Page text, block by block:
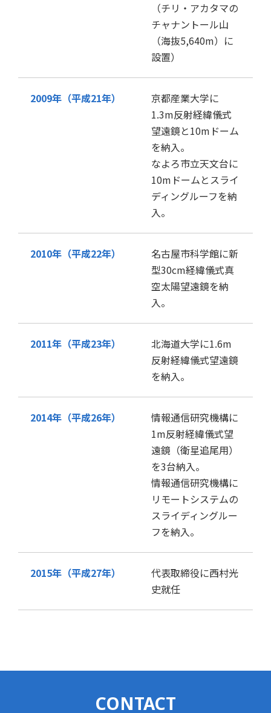
（チリ・アカタマの
チャナントール山
（海抜5,640m）に
設置）
2009年（平成21年）
京都産業大学に
1.3m反射経緯儀式
望遠鏡と10mドーム
を納入。
なよろ市立天文台に
10mドームとスライ
ディングルーフを納
入。
2010年（平成22年）
名古屋市科学館に新
型30cm経緯儀式真
空太陽望遠鏡を納
入。
2011年（平成23年）
北海道大学に1.6m
反射経緯儀式望遠鏡
を納入。
2014年（平成26年）
情報通信研究機構に
1m反射経緯儀式望
遠鏡（衛星追尾用）
を3台納入。
情報通信研究機構に
リモートシステムの
スライディングルー
フを納入。
2015年（平成27年）
代表取締役に西村光
史就任
CONTACT